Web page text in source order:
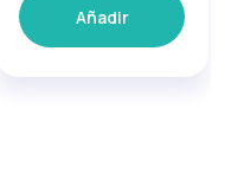
Añadir